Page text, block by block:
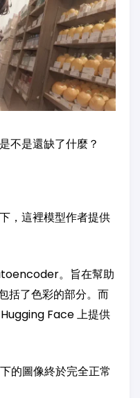
不是還缺了什麼？
，這裡模型作者提供
。旨在幫助
括了色彩的部分。而
Face 上提供
的圖像終於完全正常